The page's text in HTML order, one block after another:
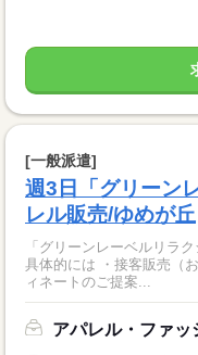
[一般派遣]
週3日「グリーン
レル販売/ゆめが丘
「グリーンレーベルリラ
具体的には ・接客販売（
ィネートのご提案...
アパレル・ファ